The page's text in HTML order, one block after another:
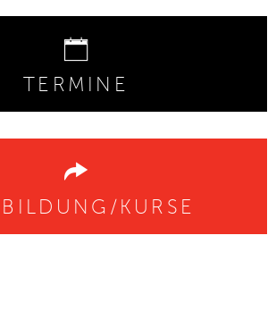
TERMINE
KURSE